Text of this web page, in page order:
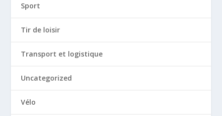
Sport
Tir de loisir
Transport et logistique
Uncategorized
Vélo